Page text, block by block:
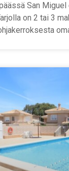
San
on 2 tai 3